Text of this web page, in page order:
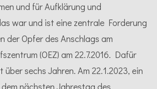
und für Aufklärung und
war und ist eine zentrale Forderung
der Opfer des Anschlags am
(OEZ) am 22.7.2016. Dafür
über sechs Jahren. Am 22.1.2023, ein